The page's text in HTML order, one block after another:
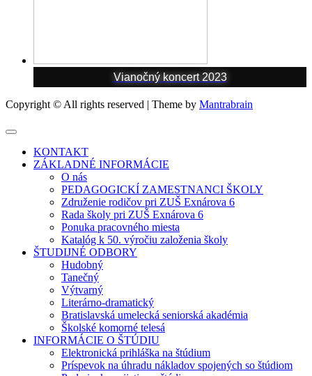
Vianočný koncert 2023
Copyright © All rights reserved | Theme by Mantrabrain
KONTAKT
ZÁKLADNÉ INFORMÁCIE
O nás
PEDAGOGICKÍ ZAMESTNANCI ŠKOLY
Združenie rodičov pri ZUŠ Exnárova 6
Rada školy pri ZUŠ Exnárova 6
Ponuka pracovného miesta
Katalóg k 50. výročiu založenia školy
ŠTUDIJNÉ ODBORY
Hudobný
Tanečný
Výtvarný
Literárno-dramatický
Bratislavská umelecká seniorská akadémia
Školské komorné telesá
INFORMÁCIE O ŠTÚDIU
Elektronická prihláška na štúdium
Príspevok na úhradu nákladov spojených so štúdiom